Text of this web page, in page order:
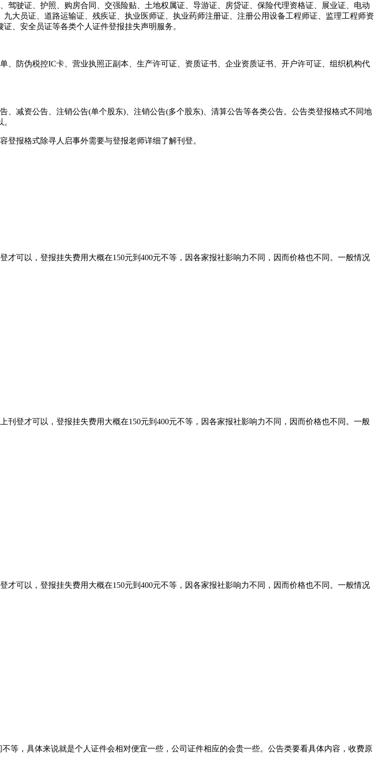
驶证、护照、购房合同、交强险贴、土地权属证、导游证、房贷证、保险代理资格证、展业证、电动
大员证、道路运输证、残疾证、执业医师证、执业药师注册证、注册公用设备工程师证、监理工程师资
、安全员证等各类个人证件登报挂失声明服务。
防伪税控IC卡、营业执照正副本、生产许可证、资质证书、企业资质证书、开户许可证、组织机构代
减资公告、注销公告(单个股东)、注销公告(多个股东)、清算公告等各类公告。公告类登报格式不同地
报格式除寻人启事外需要与登报老师详细了解刊登。
可以，登报挂失费用大概在150元到400元不等，因各家报社影响力不同，因而价格也不同。一般情况
登才可以，登报挂失费用大概在150元到400元不等，因各家报社影响力不同，因而价格也不同。一般
可以，登报挂失费用大概在150元到400元不等，因各家报社影响力不同，因而价格也不同。一般情况
等，具体来说就是个人证件会相对便宜一些，公司证件相应的会贵一些。公告类要看具体内容，收费原